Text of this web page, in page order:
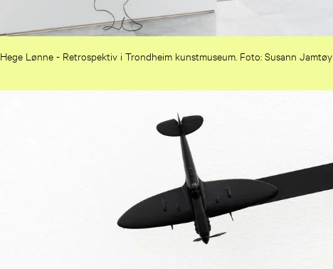
Hege Lønne - Retrospektiv i Trondheim kunstmuseum. Foto: Susann Jamtøy